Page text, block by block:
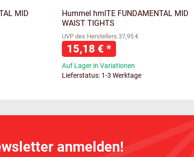
MID
Hummel hmlTE FUNDAMENTAL MID
WAIST TIGHTS
UVP des Herstellers 37,95 €
15,18 € *
Auf Lager in Variationen
Lieferstatus: 1-3 Werktage
anmelden!